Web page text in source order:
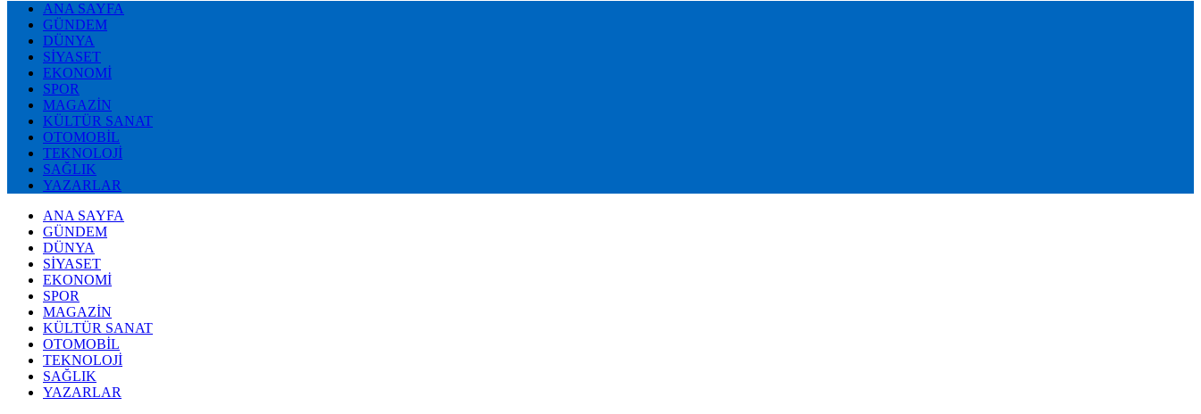
ANA SAYFA
GÜNDEM
DÜNYA
SİYASET
EKONOMİ
SPOR
MAGAZİN
KÜLTÜR SANAT
OTOMOBİL
TEKNOLOJİ
SAĞLIK
YAZARLAR
ANA SAYFA
GÜNDEM
DÜNYA
SİYASET
EKONOMİ
SPOR
MAGAZİN
KÜLTÜR SANAT
OTOMOBİL
TEKNOLOJİ
SAĞLIK
YAZARLAR